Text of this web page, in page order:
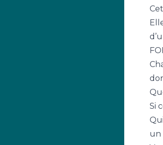
Si
un